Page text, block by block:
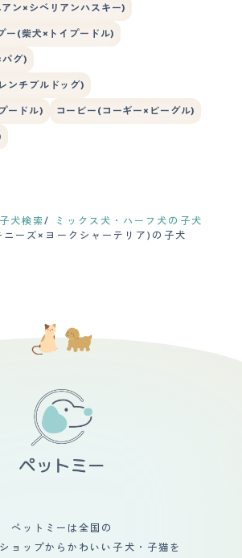
ン×シベリアンハスキー)
ー(柴犬×トイプードル)
グ)
ンチブルドッグ)
ードル) コービー(コーギー×ビーグル)
子犬検索
ミックス犬・ハーフ犬の子犬
ーズ×ヨークシャーテリア)の子犬
ペットミーは全国の
ョップからかわいい子犬・子猫を